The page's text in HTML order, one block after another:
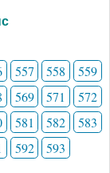
557 558
559
569 571
572
581 582
583
592 593